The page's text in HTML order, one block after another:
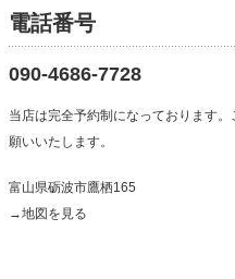
電話番号
090-4686-7728
当店は完全予約制になっております
願いいたします。
富山県砺波市鷹栖165
→地図を見る